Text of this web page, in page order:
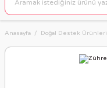
Anasayfa Doğal Destek Ürünleri